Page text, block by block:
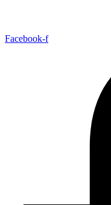
Facebook-f